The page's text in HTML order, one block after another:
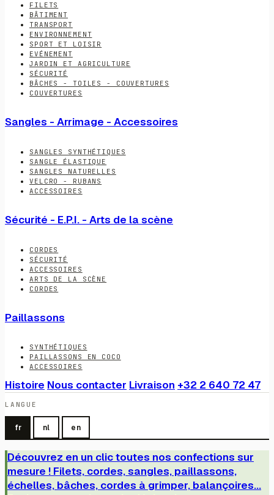
FILETS
BÂTIMENT
TRANSPORT
ENVIRONNEMENT
SPORT ET LOISIR
EVÉNEMENT
JARDIN ET AGRICULTURE
SÉCURITÉ
BÂCHES - TOILES - COUVERTURES
COUVERTURES
Sangles - Arrimage - Accessoires
SANGLES SYNTHÉTIQUES
SANGLE ÉLASTIQUE
SANGLES NATURELLES
VELCRO - RUBANS
ACCESSOIRES
Sécurité - E.P.I. - Arts de la scène
CORDES
SÉCURITÉ
ACCESSOIRES
ARTS DE LA SCÈNE
CORDES
Paillassons
SYNTHÉTIQUES
PAILLASSONS EN COCO
ACCESSOIRES
Histoire Nous contacter Livraison +32 2 640 72 47
LANGUE
fr nl en
Découvrez en un clic toutes nos confections sur
mesure ! Filets, cordes, sangles, paillassons,
échelles, bâches, cordes à grimper, balançoires...